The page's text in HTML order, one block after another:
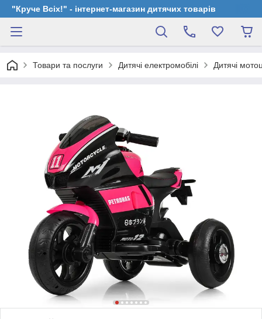
"Круче Всіх!" - інтернет-магазин дитячих товарів
Товари та послуги Дитячі електромобілі Дитячі